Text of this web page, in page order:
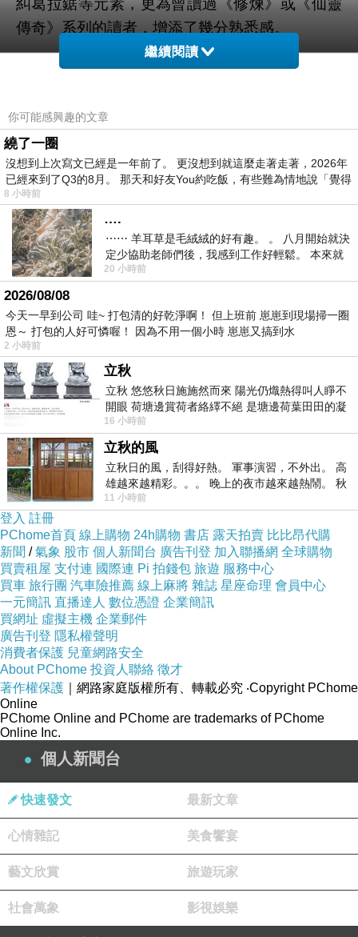
糾葛拉鋸等元素，更為曾讀過《修煉》或《仙靈
傳奇》系列的讀者，增添了幾分熟悉感。
內心深處，情節發展的舖陳也緊扣其上的，關於
心理層面的起伏變化，及其帶來的影響，於是身
為讀者的我們，非但不用多費神，就能讀到攸關
心情、感覺、情緒等等的字句，對於不同角色的
掙扎、矛盾，憤怒、傷痛等等也更能感同身受，
同時藉由角色們面臨的際遇，還能做進一步深入
的探討。
人生在世所面臨的課題，往往可能不只一個，當
課題出現時，或許一時之間會沒有勇氣，或是不
曉得怎麼去面對，可《養心1：消失的生死玦》
是這麼告訴讀者的，倘若以結束自己生命的方式
去逃避，怕是不會有什麼好果子，即便靈心順利
抵達了養心池，沒有遭受到巫煞的攔截，引導養
心的使者，也會隨著靈心離世時的心情而有所不
同，情緒管理究竟重不重要，可說是不言而喻。
儘管人的心理可說是包羅萬象，作者卻沒有深陷
於錯綜複雜當中，反倒是運用淺顯簡易的架構，
由晨欣的意外身亡開始，透過其靈心養心的過
程，慢慢納入相關人事物，佐以不少內心思緒的
著墨，讓時而待在冥靈界，時而又回到物人界的
讀者，經歷思念、擔憂、背叛、恐懼等等情緒的
轉變，最後獲得成長，這本書雖然立意上有一定
的深度，讀起來卻不會覺得艱澀難懂，讀完後還
一再地回味。
從《修煉》到《仙靈傳奇》系列，不僅孩子著
迷，就連大人也愛不釋手，作者精心撰寫具獨特
東方奇幻風格的系列書籍，一直是我們母子倆爭
相閱讀的作品，《養心1：消失的生死玦》自然
也沒能例外，甫收到，孩子就 一把搶了過去，要
不是為娘祭出閱讀心得這個殺手鐧，恐怕他沒一
口氣讀完不肯罷休，到底這新系列作品，具有怎
繼續閱讀
你可能感興趣的文章
繞了一圈
沒想到上次寫文已經是一年前了。 更沒想到就這麼走著走著，2026年
已經來到了Q3的8月。 那天和好友You約吃飯，有些難為情地說「覺得
8 小時前
….
⋯⋯ 羊耳草是毛絨絨的好有趣。 。 八月開始就決
定少協助老師們後，我感到工作好輕鬆。 本來就
不是我的工作啊。 真
20 小時前
2026/08/08
今天一早到公司 哇~ 打包清的好乾淨啊！ 但上班前 崽崽到現場掃一圈
恩～ 打包的人好可憐喔！ 因為不用一個小時 崽崽又搞到水
2 小時前
立秋
立秋 悠悠秋日施施然而來 陽光仍熾熱得叫人睜不
開眼 荷塘邊賞荷者絡繹不絕 是塘邊荷葉田田的凝
望 風中飄逸的是映日荷花別樣紅
16 小時前
立秋的風
立秋日的風，刮得好熱。 軍事演習，不外出。 高
雄越來越精彩。。。 晚上的夜市越來越熱鬧。 秋
天的風刮得很熱 夜遊消暑熱。。。
11 小時前
登入 註冊
PChome首頁 線上購物 24h購物 書店 露天拍賣 比比昂代購
新聞 /氣象 股市 個人新聞台 廣告刊登 加入聯播網 全球購物
買賣租屋 支付連 國際連 Pi 拍錢包 旅遊 服務中心
買車 旅行團 汽車險推薦 線上麻將 雜誌 星座命理 會員中心
一元簡訊 直播達人 數位憑證 企業簡訊
買網址 虛擬主機 企業郵件
廣告刊登 隱私權聲明
消費者保護 兒童網路安全
About PChome 投資人聯絡 徵才
著作權保護 ｜網路家庭版權所有、轉載必究 ‧Copyright PChome
Online
PChome Online and PChome are trademarks of PChome
Online Inc.
個人新聞台
快速發文 最新文章
心情雜記 美食饗宴
藝文欣賞 旅遊玩家
社會萬象 影視娛樂